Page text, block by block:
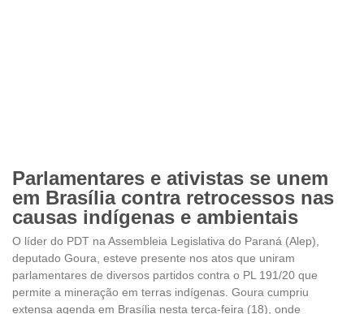
Parlamentares e ativistas se unem
em Brasília contra retrocessos nas
causas indígenas e ambientais
O líder do PDT na Assembleia Legislativa do Paraná (Alep),
deputado Goura, esteve presente nos atos que uniram
parlamentares de diversos partidos contra o PL 191/20 que
permite a mineração em terras indígenas. Goura cumpriu
extensa agenda em Brasília nesta terça-feira (18), onde